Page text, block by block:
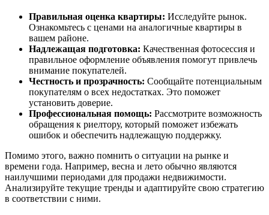
Правильная оценка квартиры: Исследуйте рынок.
Ознакомьтесь с ценами на аналогичные квартиры в
вашем районе.
Надлежащая подготовка: Качественная фотосессия и
правильное оформление объявления помогут привлечь
внимание покупателей.
Честность и прозрачность: Сообщайте потенциальным
покупателям о всех недостатках. Это поможет
установить доверие.
Профессиональная помощь: Рассмотрите возможность
обращения к риелтору, который поможет избежать
ошибок и обеспечить надлежащую поддержку.
Помимо этого, важно помнить о ситуации на рынке и
времени года. Например, весна и лето обычно являются
наилучшими периодами для продажи недвижимости.
Анализируйте текущие тренды и адаптируйте свою стратегию
в соответствии с ними.